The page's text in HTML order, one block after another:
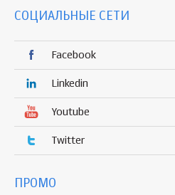
СОЦИАЛЬНЫЕ СЕТИ
Facebook
Linkedin
Youtube
Twitter
ПРОМО